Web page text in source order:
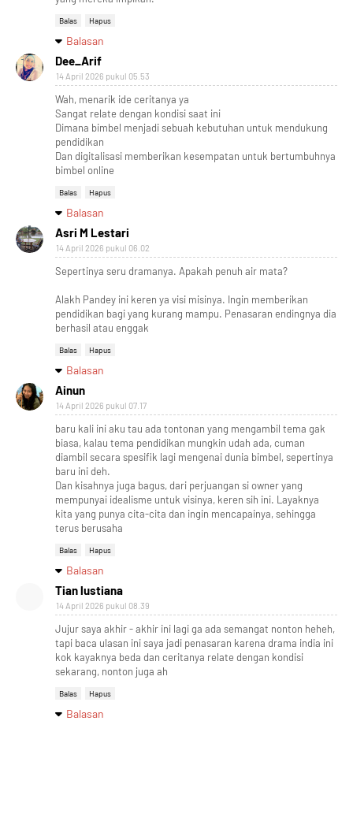
Balas Hapus
Balasan
Dee_Arif
14 April 2026 pukul 05.53
Wah, menarik ide ceritanya ya
Sangat relate dengan kondisi saat ini
Dimana bimbel menjadi sebuah kebutuhan untuk mendukung
pendidikan
Dan digitalisasi memberikan kesempatan untuk bertumbuhnya
bimbel online
Balas Hapus
Balasan
Asri M Lestari
14 April 2026 pukul 06.02
Sepertinya seru dramanya. Apakah penuh air mata?
Alakh Pandey ini keren ya visi misinya. Ingin memberikan
pendidikan bagi yang kurang mampu. Penasaran endingnya dia
berhasil atau enggak
Balas Hapus
Balasan
Ainun
14 April 2026 pukul 07.17
baru kali ini aku tau ada tontonan yang mengambil tema gak
biasa, kalau tema pendidikan mungkin udah ada, cuman
diambil secara spesifik lagi mengenai dunia bimbel, sepertinya
baru ini deh.
Dan kisahnya juga bagus, dari perjuangan si owner yang
mempunyai idealisme untuk visinya, keren sih ini. Layaknya
kita yang punya cita-cita dan ingin mencapainya, sehingga
terus berusaha
Balas Hapus
Balasan
Tian lustiana
14 April 2026 pukul 08.39
Jujur saya akhir - akhir ini lagi ga ada semangat nonton heheh,
tapi baca ulasan ini saya jadi penasaran karena drama india ini
kok kayaknya beda dan ceritanya relate dengan kondisi
sekarang, nonton juga ah
Balas Hapus
Balasan